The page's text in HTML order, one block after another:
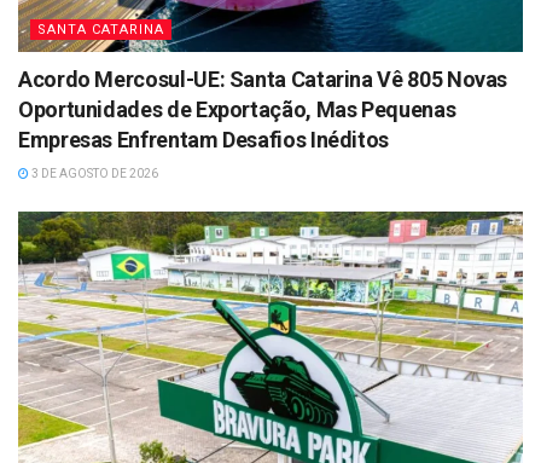
SANTA CATARINA
Acordo Mercosul-UE: Santa Catarina Vê 805 Novas
Oportunidades de Exportação, Mas Pequenas
Empresas Enfrentam Desafios Inéditos
3 DE AGOSTO DE 2026